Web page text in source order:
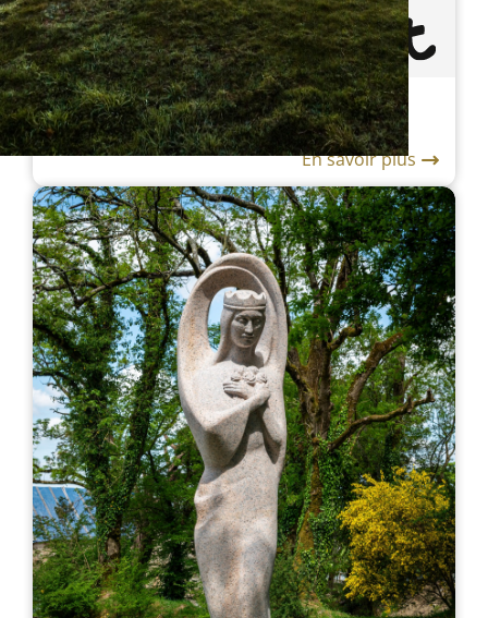
Atelier famille à la Vallée des Saints
En savoir plus